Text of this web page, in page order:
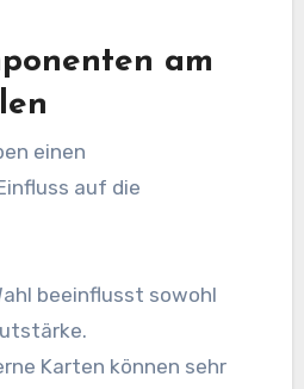
am
einen
auf die
beeinflusst sowohl
Karten können sehr